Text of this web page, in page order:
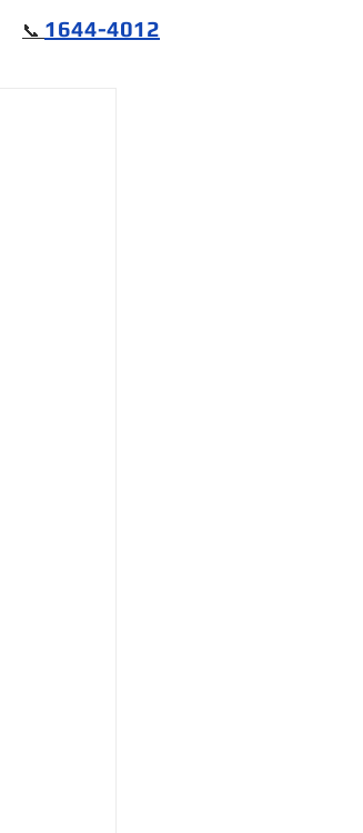
📞 1644-4012